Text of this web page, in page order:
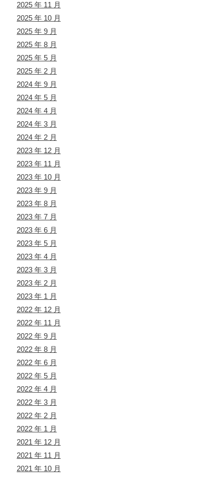
2025 年 11 月
2025 年 10 月
2025 年 9 月
2025 年 8 月
2025 年 5 月
2025 年 2 月
2024 年 9 月
2024 年 5 月
2024 年 4 月
2024 年 3 月
2024 年 2 月
2023 年 12 月
2023 年 11 月
2023 年 10 月
2023 年 9 月
2023 年 8 月
2023 年 7 月
2023 年 6 月
2023 年 5 月
2023 年 4 月
2023 年 3 月
2023 年 2 月
2023 年 1 月
2022 年 12 月
2022 年 11 月
2022 年 9 月
2022 年 8 月
2022 年 6 月
2022 年 5 月
2022 年 4 月
2022 年 3 月
2022 年 2 月
2022 年 1 月
2021 年 12 月
2021 年 11 月
2021 年 10 月